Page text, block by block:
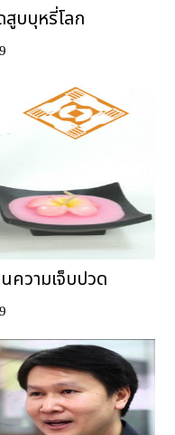
บบุหรี่โลก
ความเจ็บปวด